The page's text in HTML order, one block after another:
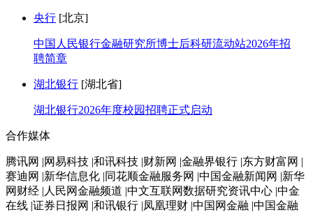
央行 [北京]
中国人民银行金融研究所博士后科研流动站2026年招
聘简章
湖北银行 [湖北省]
湖北银行2026年度校园招聘正式启动
合作媒体
腾讯网 |网易科技 |和讯科技 |财新网 |金融界银行 |东方财富网 |
赛迪网 |新华信息化 |同花顺金融服务网 |中国金融新闻网 |新华
网财经 |人民网金融频道 |中文互联网数据研究资讯中心 |中金
在线 |证券日报网 |和讯银行 |凤凰理财 |中国网金融 |中国金融